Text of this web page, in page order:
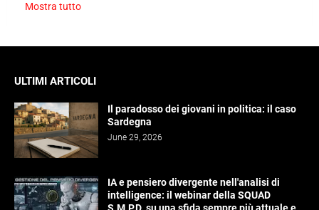
Mostra tutto
ULTIMI ARTICOLI
Il paradosso dei giovani in politica: il caso
Sardegna
June 29, 2026
IA e pensiero divergente nell'analisi di
intelligence: il webinar della SQUAD